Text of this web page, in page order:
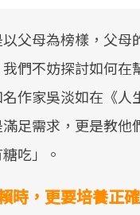
父母為榜樣，父
們不妨探討如何
作家吳淡如在《
足需求，更是教
吃」。
時，更要培養正